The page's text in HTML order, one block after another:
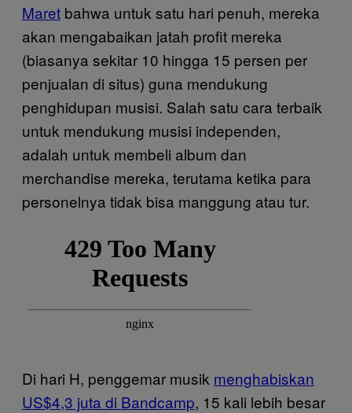
Maret bahwa untuk satu hari penuh, mereka
akan mengabaikan jatah profit mereka
(biasanya sekitar 10 hingga 15 persen per
penjualan di situs) guna mendukung
penghidupan musisi. Salah satu cara terbaik
untuk mendukung musisi independen,
adalah untuk membeli album dan
merchandise mereka, terutama ketika para
personelnya tidak bisa manggung atau tur.
Di hari H, penggemar musik menghabiskan
US$4,3 juta di Bandcamp, 15 kali lebih besar